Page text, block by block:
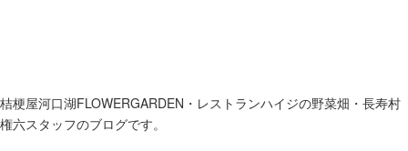
桔梗屋河口湖FLOWERGARDEN・レストランハイジの野菜畑・長寿村
権六スタッフのブログです。